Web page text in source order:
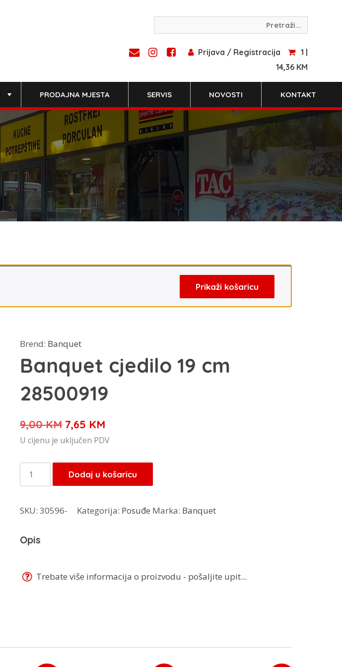
Prijava / Registracija
1 |
14,36 KM
PRODAJNA MJESTA SERVIS NOVOSTI KONTAKT
Prikaži košaricu
Brend: Banquet
Banquet cjedilo 19 cm
28500919
9,00KM Izvorna
cijena
je:
9,00 KM.
7,65 KMTrenutna
cijena
7,65 KM.
U cijenu je uključen PDV
Banquet
cjedilo
cm
količina
Dodaj u košaricu
SKU: 30596- Kategorija: Posuđe Marka: Banquet
Opis
Trebate više informacija o proizvodu - pošaljite upit...